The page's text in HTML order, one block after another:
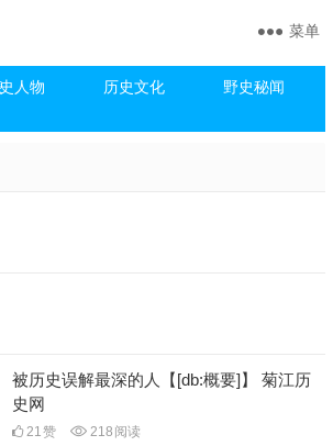
人物 历史文化
野史秘闻
菜单
被历史误解最深的人【[db:概要]】 菊江历
史网
21赞 218 阅读